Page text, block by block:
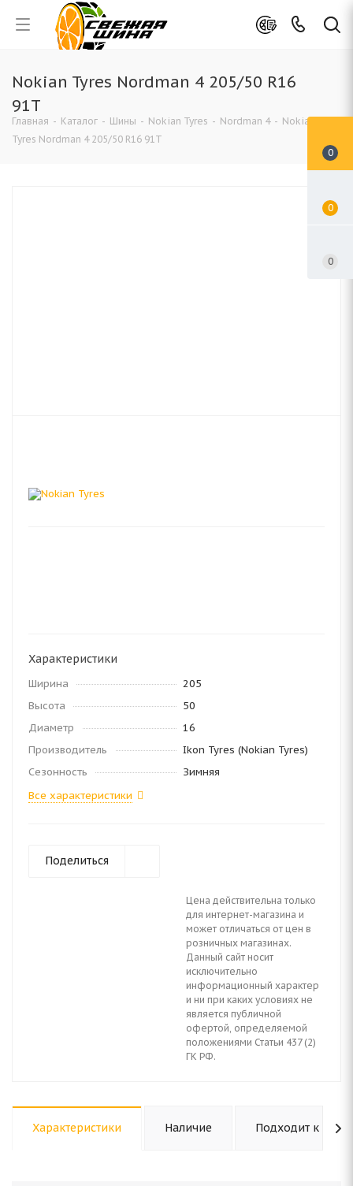
Nokian Tyres Nordman 4 205/50 R16
91T
Главная - Каталог - Шины - Nokian Tyres - Nordman 4 - Nokian
Tyres Nordman 4 205/50 R16 91T
Характеристики
Ширина
205
Высота
50
Диаметр
16
Производитель
Ikon Tyres (Nokian Tyres)
Сезонность
Зимняя
Все характеристики
Поделиться
Цена действительна только
для интернет-магазина и
может отличаться от цен в
розничных магазинах.
Данный сайт носит
исключительно
информационный характер
и ни при каких условиях не
является публичной
офертой, определяемой
положениями Статьи 437 (2)
ГК РФ.
Характеристики Наличие Подходит к авто
0
0
0